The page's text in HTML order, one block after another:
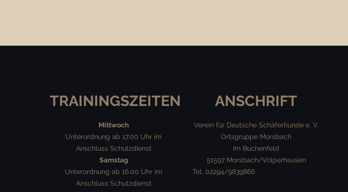
TRAININGSZEITEN
Mittwoch
Unterordnung ab 17.00 Uhr im
Anschluss Schutzdienst
Samstag
Unterordnung ab 16.00 Uhr im
Anschluss Schutzdienst
ANSCHRIFT
Verein für Deutsche Schäferhunde e. V.
Ortsgruppe Morsbach
Im Buchenfeld
51597 Morsbach/Volperhausen
Tel. 02294/9839866